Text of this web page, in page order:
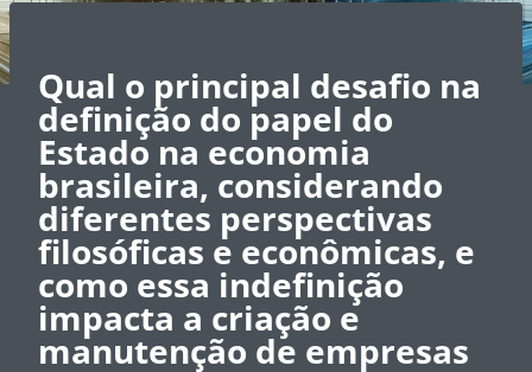
Qual o principal desafio na
definição do papel do
Estado na economia
brasileira, considerando
diferentes perspectivas
filosóficas e econômicas, e
como essa indefinição
impacta a criação e
manutenção de empresas